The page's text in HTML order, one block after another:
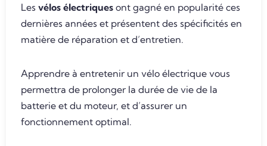
Les vélos électriques ont gagné en popularité ces
dernières années et présentent des spécificités en
matière de réparation et d’entretien.
Apprendre à entretenir un vélo électrique vous
permettra de prolonger la durée de vie de la
batterie et du moteur, et d’assurer un
fonctionnement optimal.